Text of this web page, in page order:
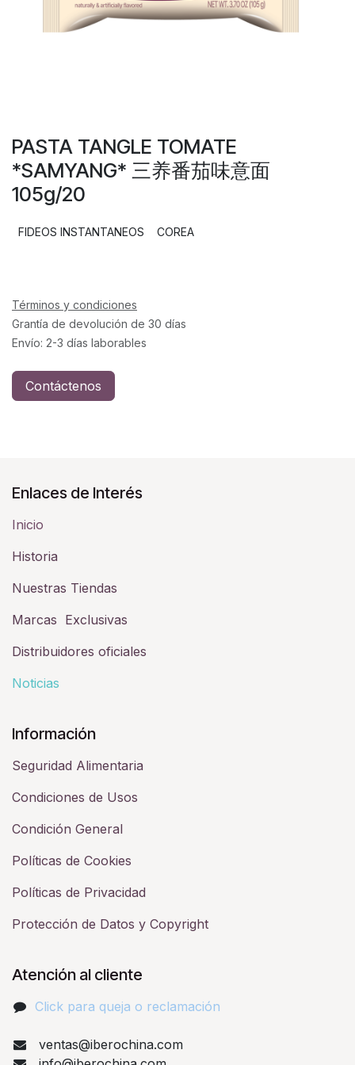
PASTA TANGLE TOMATE
*SAMYANG* 三养番茄味意面
105g/20
FIDEOS INSTANTANEOS COREA
Términos y condiciones
Grantía de devolución de 30 días
Envío: 2-3 días laborables
Contáctenos
Enlaces de Interés
Inicio
Historia​
Nuestras Tiendas
Marcas Exclusivas
Distribuidores oficiales
Noticias
Información
Seguridad Alimentaria
Condiciones de Usos
Condición General
Políticas de Cookies
Políticas de Privacidad
Protección de Datos y Copyright
Atención al cliente
Click para queja o reclamación​
ventas@iberochina.com